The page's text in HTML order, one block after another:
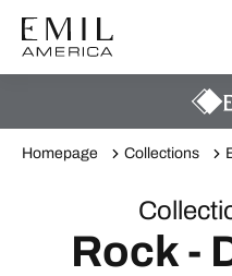
Homepage Collections
Rock -